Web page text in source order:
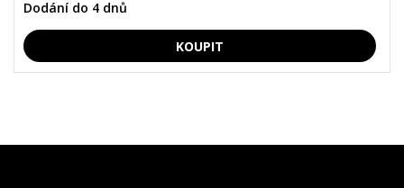
Dodání do 4 dnů